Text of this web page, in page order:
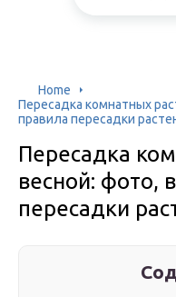
Home
Пересадка комнатных
правила пересадки
Пересадка
весной: фото,
пересадки